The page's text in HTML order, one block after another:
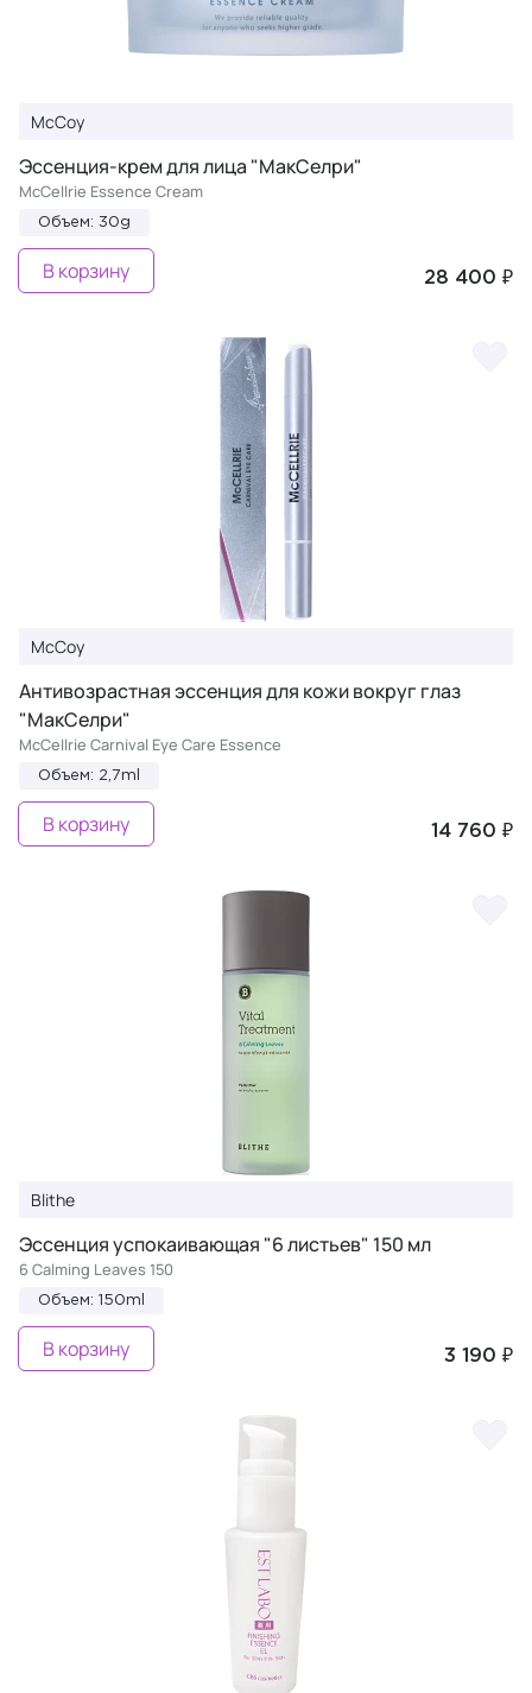
McCoy
Эссенция-крем для лица "МакСелри"
McCellrie Essence Cream
Объем: 30g
28 400 ₽
В корзину
McCoy
Антивозрастная эссенция для кожи вокруг глаз
"МакСелри"
McCellrie Carnival Eye Care Essence
Объем: 2,7ml
14 760 ₽
В корзину
Blithe
Эссенция успокаивающая "6 листьев" 150 мл
6 Calming Leaves 150
Объем: 150ml
3 190 ₽
В корзину